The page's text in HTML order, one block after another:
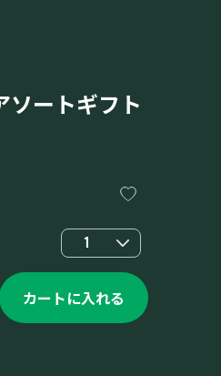
ソートギフト
1
カートに入れる